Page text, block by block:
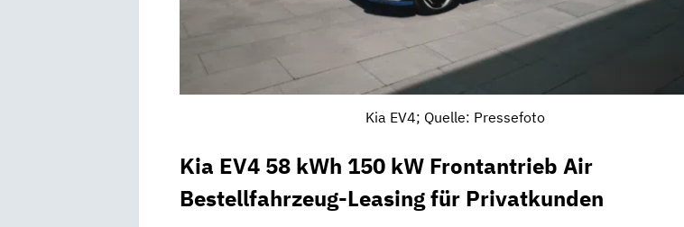
Kia EV4; Quelle: Pressefoto
Kia EV4 58 kWh 150 kW Frontantrieb Air
Bestellfahrzeug-Leasing für Privatkunden